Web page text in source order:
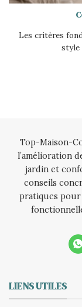
Les critères
style
Top-Maison-
l’amélioration
jardin et
conseils
pratiques pour
LIENS UTILES